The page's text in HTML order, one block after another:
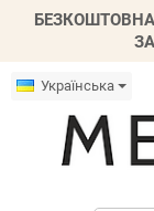
Українська